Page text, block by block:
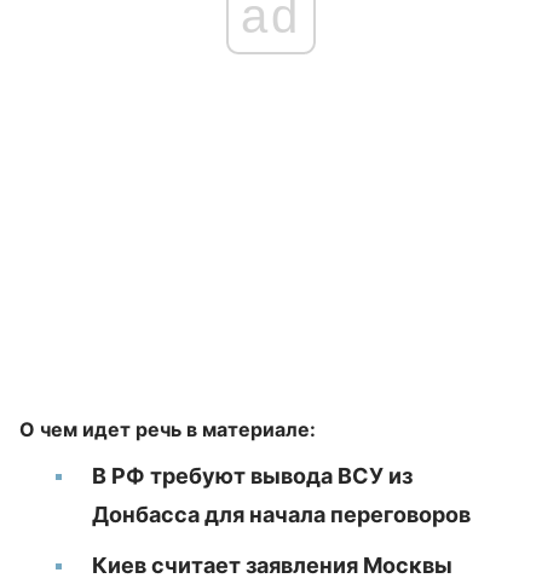
ad
О чем идет речь в материале:
В РФ требуют вывода ВСУ из
Донбасса для начала переговоров
Киев считает заявления Москвы